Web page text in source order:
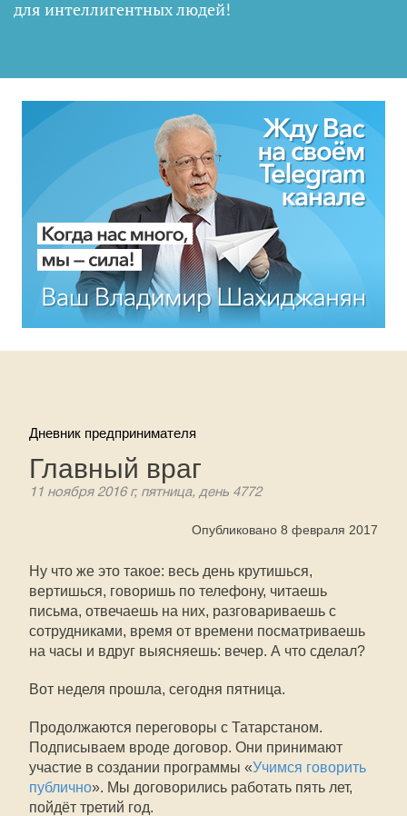
для интеллигентных людей!
Дневник предпринимателя
Главный враг
11 ноября 2016 г, пятница, день 4772
Опубликовано 8 февраля 2017
Ну что же это такое: весь день крутишься,
вертишься, говоришь по телефону, читаешь
письма, отвечаешь на них, разговариваешь с
сотрудниками, время от времени посматриваешь
на часы и вдруг выясняешь: вечер. А что сделал?
Вот неделя прошла, сегодня пятница.
Продолжаются переговоры с Татарстаном.
Подписываем вроде договор. Они принимают
участие в создании программы «Учимся говорить
публично». Мы договорились работать пять лет,
пойдёт третий год.